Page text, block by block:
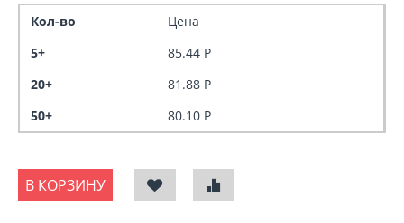
Кол-во
Цена
5+
85.44 Р
20+
81.88 Р
50+
80.10 Р
В КОРЗИНУ